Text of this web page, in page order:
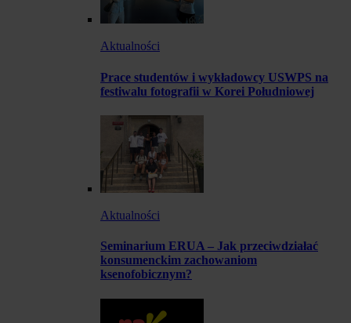
Aktualności
Prace studentów i wykładowcy USWPS na
festiwalu fotografii w Korei Południowej
Aktualności
Seminarium ERUA – Jak przeciwdziałać
konsumenckim zachowaniom
ksenofobicznym?